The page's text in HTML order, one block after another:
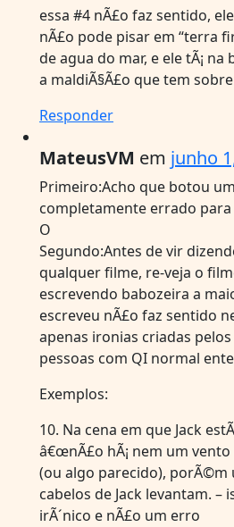
essa #4 nÃ£o faz sentido,
nÃ£o pode pisar em “terra
de agua do mar, e ele tÃ¡ na
a maldiÃ§Ã£o que tem
Responder
MateusVM em junho
Primeiro:Acho que botou
completamente errado
O
Segundo:Antes de vir
qualquer filme, re-veja o
escrevendo babozeira a
escreveu nÃ£o faz sentido
apenas ironias criadas
pessoas com QI normal
Exemplos:
10. Na cena em que Jack
â€œnÃ£o hÃ¡ nem um vento
(ou algo parecido), porÃ©m
cabelos de Jack levantam.
irÃ´nico e nÃ£o um erro